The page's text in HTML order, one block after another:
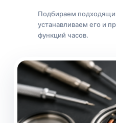
Подбираем
устанавливаем его и
функций часов.